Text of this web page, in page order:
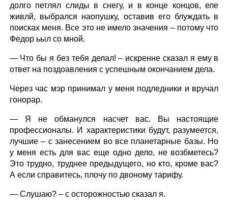
долго петлял слиды в снегу, и в конце концов, еле
живлй, выбрался наопушку, оставив его блуждать в
поисках меня. Все это не имело значения – потому что
Федор ьыл со мной.
— Что бы я без тебя делал! – искренне сказал я ему в
ответ на поздоавления с успешным окончанием дела.
Через час мэр принимал у меня подледники и вручал
гонорар.
— Я не обманулся насчет вас. Вы настоящие
профессионалы. И характеристики будут, разумеется,
лучшие – с занесением во все планетарные базы. Но
у меня есть для вас еще одно дело, не возбметесь?
Это трудно, труднее предыдущего, но кто, кроме вас?
А если справитесь, плочу по двоному тарифу.
— Слушаю? – с осторожностью сказал я.